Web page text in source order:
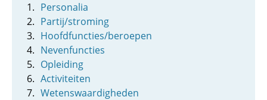
Personalia
Partij/stroming
Hoofdfuncties/beroepen
Nevenfuncties
Opleiding
Activiteiten
Wetenswaardigheden